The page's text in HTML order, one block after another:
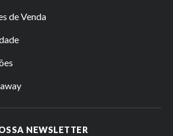
de Venda
NEWSLETTER